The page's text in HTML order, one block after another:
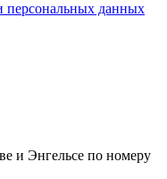
персональных данных
и Энгельсе по номеру